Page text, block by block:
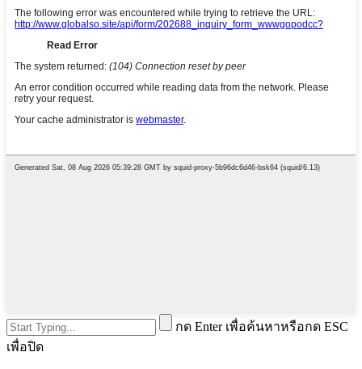
กด Enter เพื่อค้นหาหรือกด ESC
เพื่อปิด